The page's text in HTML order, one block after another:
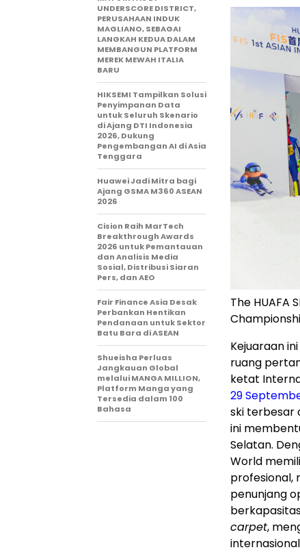
The HUAFA
Kejuaraan
ruang
ketat
29
ski terbesar
ini
Selatan.
World
profesional,
penunjang
carpet,
UNDERSCORE DISTRICT,
PERUSAHAAN INDUK
MAGLIANO, SEBAGAI
LANGKAH KEDUA DALAM
MEMBANGUN PLATFORM
MEREK MEWAH ITALIA
BARU
HIKSEMI Tampilkan Solusi
Penyimpanan Data
untuk Seluruh Skenario
di Ajang DTI Indonesia
2026, Dukung
Pengembangan AI di Asia
Tenggara
Huawei Jadi Mitra bagi
Ajang GSMA M360 ASEAN
2026
Cision Raih MarTech
Breakthrough Awards
2026 untuk Pemantauan
dan Analisis Media
Sosial, Distribusi Siaran
Pers, dan AEO
Fair Finance Asia Desak
Perbankan Hentikan
Pendanaan untuk Sektor
Batu Bara di ASEAN
Shueisha Perluas
Jangkauan Global
melalui MANGA MILLION,
Platform Manga yang
Tersedia dalam 100
Bahasa